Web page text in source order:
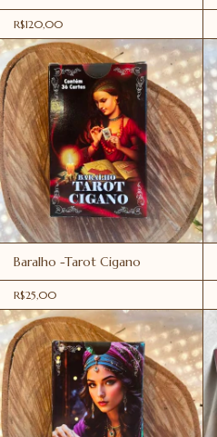
R$120,00
Baralho -Tarot Cigano
R$25,00